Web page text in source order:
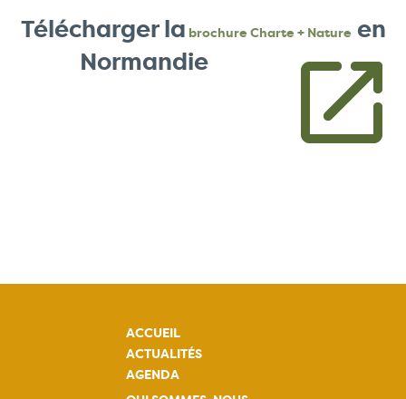
Télécharger la brochure Charte + Natureen
Normandie
ACCUEIL
ACTUALITÉS
AGENDA